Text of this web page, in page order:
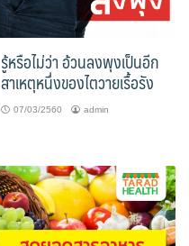
รู้หรือไม่ว่า อ้วนลงพุงเป็นอีก
สาเหตุหนึ่งของไตวายเรื้อรัง
07/03/2560 admin